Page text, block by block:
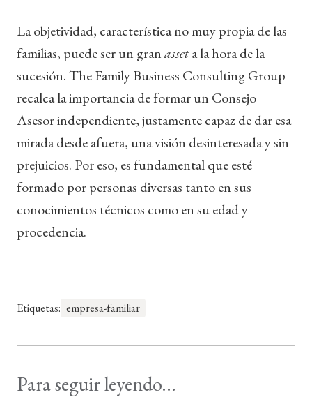
La objetividad, característica no muy propia de las
familias, puede ser un granasseta la hora de la
sucesión. The Family Business Consulting Group
recalca la importancia de formar un Consejo
Asesor independiente, justamente capaz de dar esa
mirada desde afuera, una visión desinteresada y sin
prejuicios. Por eso, es fundamental que esté
formado por personas diversas tanto en sus
conocimientos técnicos como en su edad y
procedencia.
Etiquetas: empresa-familiar
Para seguir leyendo...